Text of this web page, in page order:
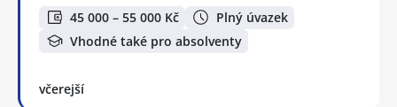
45 000 – 55 000 Kč
Plný úvazek
Vhodné také pro absolventy
včerejší